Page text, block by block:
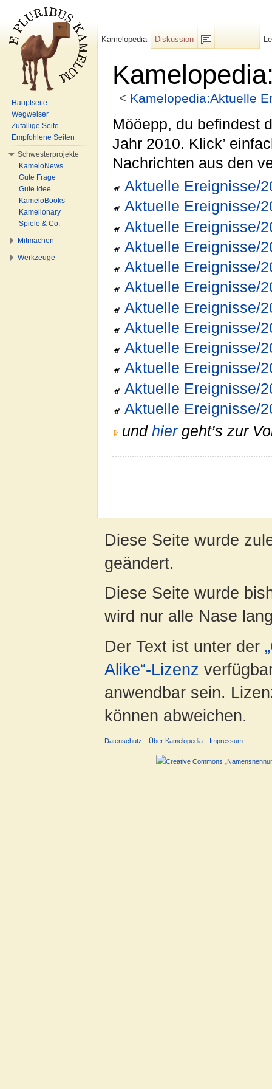
< Kamelopedia:Aktuelle
Mööepp, du befindest
Jahr 2010. Klick’
Nachrichten aus den
Aktuelle Ereignisse/
Aktuelle Ereignisse/
Aktuelle Ereignisse/
Aktuelle Ereignisse/
Aktuelle Ereignisse/
Aktuelle Ereignisse/
Aktuelle Ereignisse/
Aktuelle Ereignisse/
Aktuelle Ereignisse/
Aktuelle Ereignisse/
Aktuelle Ereignisse/
Aktuelle Ereignisse/
und hiergeht’s zur
Kamelopedia
Diskussion
Hauptseite
Wegweiser
Zufällige Seite
Empfohlene Seiten
Schwesterprojekte
KameloNews
Gute Frage
Gute Idee
KameloBooks
Kamelionary
Spiele & Co.
Mitmachen
Werkzeuge
Diese Seite wurde
geändert.
Diese Seite wurde
wird nur alle Nase
Der Text ist unter der
Alike“-Lizenz
anwendbar sein.
können abweichen.
Datenschutz Über Kamelopedia Impressum